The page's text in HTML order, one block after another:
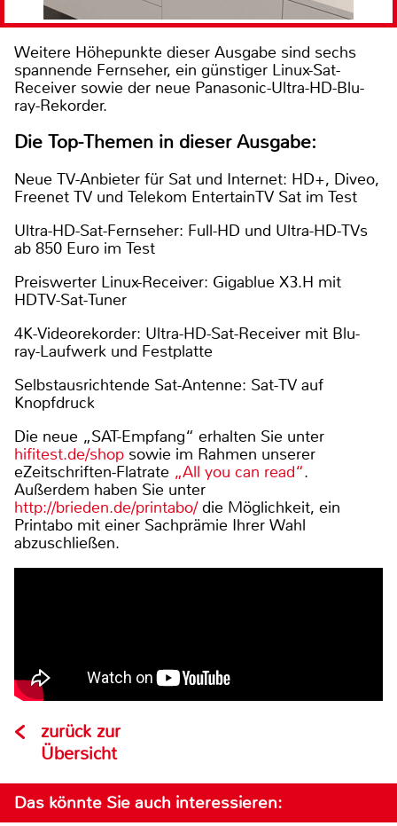
Weitere Höhepunkte dieser Ausgabe sind sechs
spannende Fernseher, ein günstiger Linux-Sat-
Receiver sowie der neue Panasonic-Ultra-HD-Blu-
ray-Rekorder.
Die Top-Themen in dieser Ausgabe:
Neue TV-Anbieter für Sat und Internet: HD+, Diveo,
Freenet TV und Telekom EntertainTV Sat im Test
Ultra-HD-Sat-Fernseher: Full-HD und Ultra-HD-TVs
ab 850 Euro im Test
Preiswerter Linux-Receiver: Gigablue X3.H mit
HDTV-Sat-Tuner
4K-Videorekorder: Ultra-HD-Sat-Receiver mit Blu-
ray-Laufwerk und Festplatte
Selbstausrichtende Sat-Antenne: Sat-TV auf
Knopfdruck
Die neue „SAT-Empfang“ erhalten Sie unter
hifitest.de/shop sowie im Rahmen unserer
eZeitschriften-Flatrate „All you can read“.
Außerdem haben Sie unter
http://brieden.de/printabo/die Möglichkeit, ein
Printabo mit einer Sachprämie Ihrer Wahl
abzuschließen.
zurück zur
Übersicht
Das könnte Sie auch interessieren: